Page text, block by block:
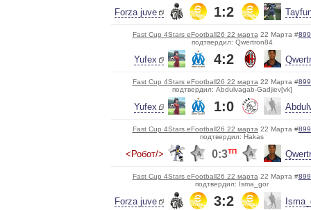
Forza juve 1:2
Fast Cup 4Stars eFootball26 22 марта22 Марта #
подтвердил: Qwertron84
Yufex 4:2
Fast Cup 4Stars eFootball26 22 марта22 Марта #
подтвердил: Abdulvagab-Gadjiev[vk]
Yufex 1:0
Fast Cup 4Stars eFootball26 22 марта22 Марта #
подтвердил: Hakas
<Робот/> 0:3ТП
Fast Cup 4Stars eFootball26 22 марта22 Марта #
подтвердил: Isma_gor
Forza juve 3:2